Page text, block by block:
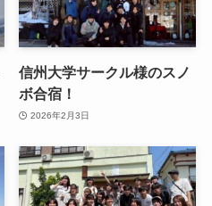
信州大学サークル様のスノ
ボ合宿！
2026年2月3日